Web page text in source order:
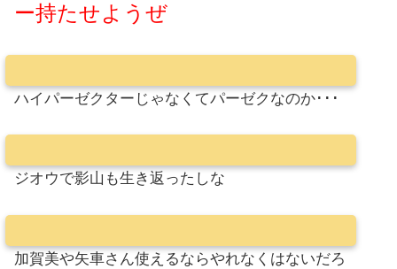
ー持たせようぜ
ハイパーゼクターじゃなくてパーゼクなのか･･･
ジオウで影山も生き返ったしな
加賀美や矢車さん使えるならやれなくはないだろ